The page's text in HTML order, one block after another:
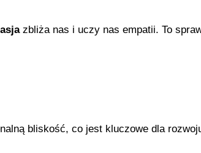
zbliża nas i uczy nas empatii. To
bliskość, co jest kluczowe dla